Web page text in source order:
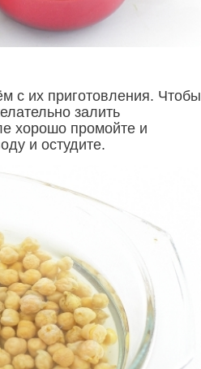
с их приготовления. Чтобы
залить
хорошо промойте и
и остудите.